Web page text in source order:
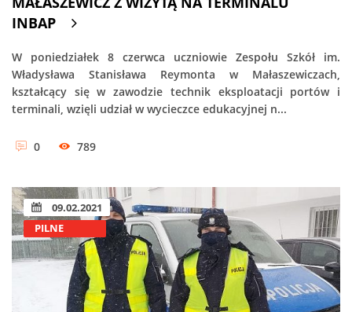
INBAP
W poniedziałek 8 czerwca uczniowie Zespołu Szkół im.
Władysława Stanisława Reymonta w Małaszewiczach,
kształcący się w zawodzie technik eksploatacji portów i
terminali, wzięli udział w wycieczce edukacyjnej n...
0 789
09.02.2021
PILNE